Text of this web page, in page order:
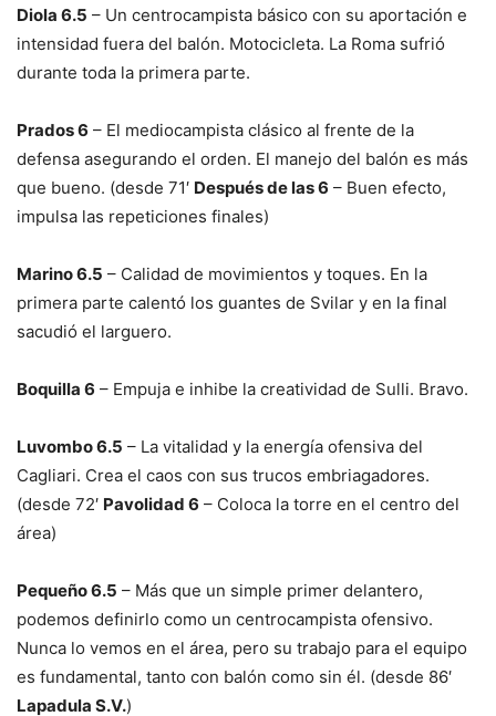
Diola 6.5 – Un centrocampista básico con su aportación e
intensidad fuera del balón. Motocicleta. La Roma sufrió
durante toda la primera parte.
Prados 6 – El mediocampista clásico al frente de la
defensa asegurando el orden. El manejo del balón es más
que bueno. (desde 71′ Después de las 6 – Buen efecto,
impulsa las repeticiones finales)
Marino 6.5 – Calidad de movimientos y toques. En la
primera parte calentó los guantes de Svilar y en la final
sacudió el larguero.
Boquilla 6 – Empuja e inhibe la creatividad de Sulli. Bravo.
Luvombo 6.5 – La vitalidad y la energía ofensiva del
Cagliari. Crea el caos con sus trucos embriagadores.
(desde 72′ Pavolidad 6 – Coloca la torre en el centro del
área)
Pequeño 6.5 – Más que un simple primer delantero,
podemos definirlo como un centrocampista ofensivo.
Nunca lo vemos en el área, pero su trabajo para el equipo
es fundamental, tanto con balón como sin él. (desde 86′
Lapadula S.V.)